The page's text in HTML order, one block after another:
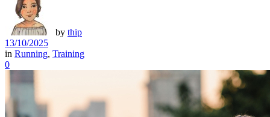
by thip
13/10/2025
in Running, Training
0